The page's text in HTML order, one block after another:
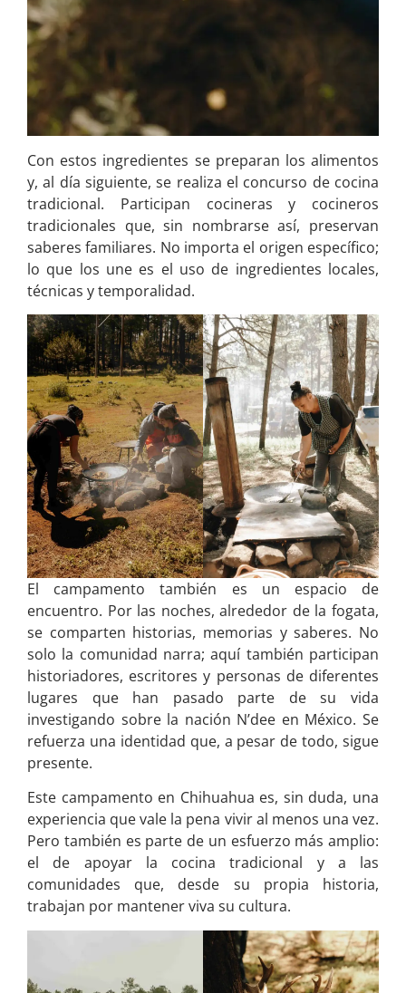
Con estos ingredientes se preparan los alimentos
y, al día siguiente, se realiza el concurso de cocina
tradicional. Participan cocineras y cocineros
tradicionales que, sin nombrarse así, preservan
saberes familiares. No importa el origen específico;
lo que los une es el uso de ingredientes locales,
técnicas y temporalidad.
El campamento también es un espacio de
encuentro. Por las noches, alrededor de la fogata,
se comparten historias, memorias y saberes. No
solo la comunidad narra; aquí también participan
historiadores, escritores y personas de diferentes
lugares que han pasado parte de su vida
investigando sobre la nación N’dee en México. Se
refuerza una identidad que, a pesar de todo, sigue
presente.
Este campamento en Chihuahua es, sin duda, una
experiencia que vale la pena vivir al menos una vez.
Pero también es parte de un esfuerzo más amplio:
el de apoyar la cocina tradicional y a las
comunidades que, desde su propia historia,
trabajan por mantener viva su cultura.